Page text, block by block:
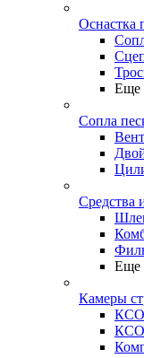
Оснастка
Еще
Сопла
Средства
Еще
Камеры
КСО
КСО